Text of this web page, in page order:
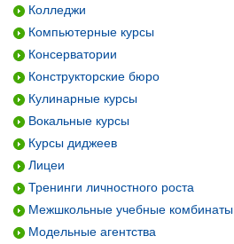
Колледжи
Компьютерные курсы
Консерватории
Конструкторские бюро
Кулинарные курсы
Вокальные курсы
Курсы диджеев
Лицеи
Тренинги личностного роста
Межшкольные учебные комбинаты
Модельные агентства